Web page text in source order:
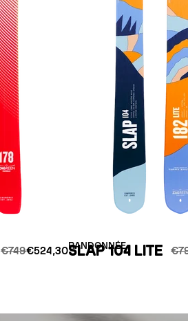
€749€524,30RANDONNÉE
SLAP 104 LITE